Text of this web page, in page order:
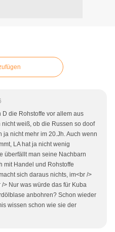
D die Rohstoffe vor allem aus
weiß, ob die Russen so doof
ja nicht mehr im 20.Jh. Auch wenn
LA hat ja nicht wenig
überfällt man seine Nachbarn
mit Handel und Rohstoffe
sich daraus nichts, im<br />
> Nur was würde das für Kuba
anbohren? Schon wieder
wissen schon wie sie der